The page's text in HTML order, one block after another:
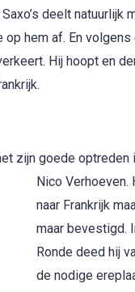
deelt natuurlijk
hem af. En
Hij hoopt en
zijn goede
Nico Verhoeven.
naar Frankrijk
maar bevestigd.
Ronde deed hij
de nodige